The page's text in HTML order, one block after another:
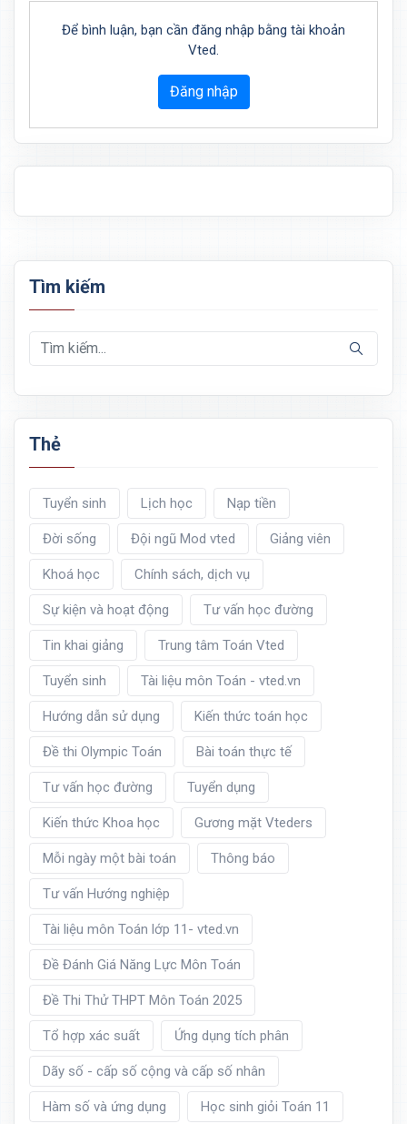
Để bình luận, bạn cần đăng nhập bằng tài khoản
Vted.
Đăng nhập
Tìm kiếm
Thẻ
Tuyển sinh Lịch học Nạp tiền
Đời sống Đội ngũ Mod vted Giảng viên
Khoá học Chính sách, dịch vụ
Sự kiện và hoạt động Tư vấn học đường
Tin khai giảng Trung tâm Toán Vted
Tuyển sinh Tài liệu môn Toán - vted.vn
Hướng dẫn sử dụng Kiến thức toán học
Đề thi Olympic Toán Bài toán thực tế
Tư vấn học đường Tuyển dụng
Kiến thức Khoa học Gương mặt Vteders
Mỗi ngày một bài toán Thông báo
Tư vấn Hướng nghiệp
Tài liệu môn Toán lớp 11- vted.vn
Đề Đánh Giá Năng Lực Môn Toán
Đề Thi Thử THPT Môn Toán 2025
Tổ hợp xác suất Ứng dụng tích phân
Dãy số - cấp số cộng và cấp số nhân
Hàm số và ứng dụng Học sinh giỏi Toán 11